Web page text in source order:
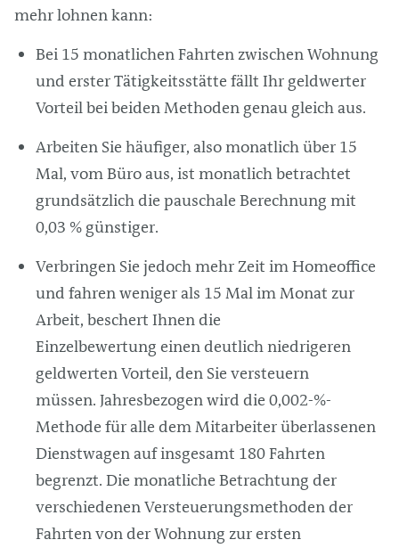
mehr lohnen kann:
Bei 15 monatlichen Fahrten zwischen Wohnung
und erster Tätigkeitsstätte fällt Ihr geldwerter
Vorteil bei beiden Methoden genau gleich aus.
Arbeiten Sie häufiger, also monatlich über 15
Mal, vom Büro aus, ist monatlich betrachtet
grundsätzlich die pauschale Berechnung mit
0,03 % günstiger.
Verbringen Sie jedoch mehr Zeit im Homeoffice
und fahren weniger als 15 Mal im Monat zur
Arbeit, beschert Ihnen die
Einzelbewertung einen deutlich niedrigeren
geldwerten Vorteil, den Sie versteuern
müssen. Jahresbezogen wird die 0,002-%-
Methode für alle dem Mitarbeiter überlassenen
Dienstwagen auf insgesamt 180 Fahrten
begrenzt. Die monatliche Betrachtung der
verschiedenen Versteuerungsmethoden der
Fahrten von der Wohnung zur ersten